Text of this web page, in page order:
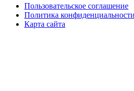
Пользовательское соглашение
Политика конфиденциальности
Карта сайта